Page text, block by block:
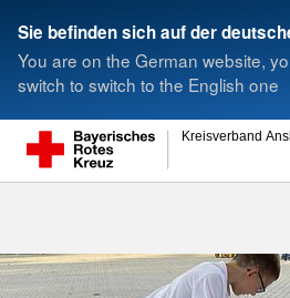
Sie befinden sich auf der
You are on the German website,
switch to switch to the English one
Kreisverband